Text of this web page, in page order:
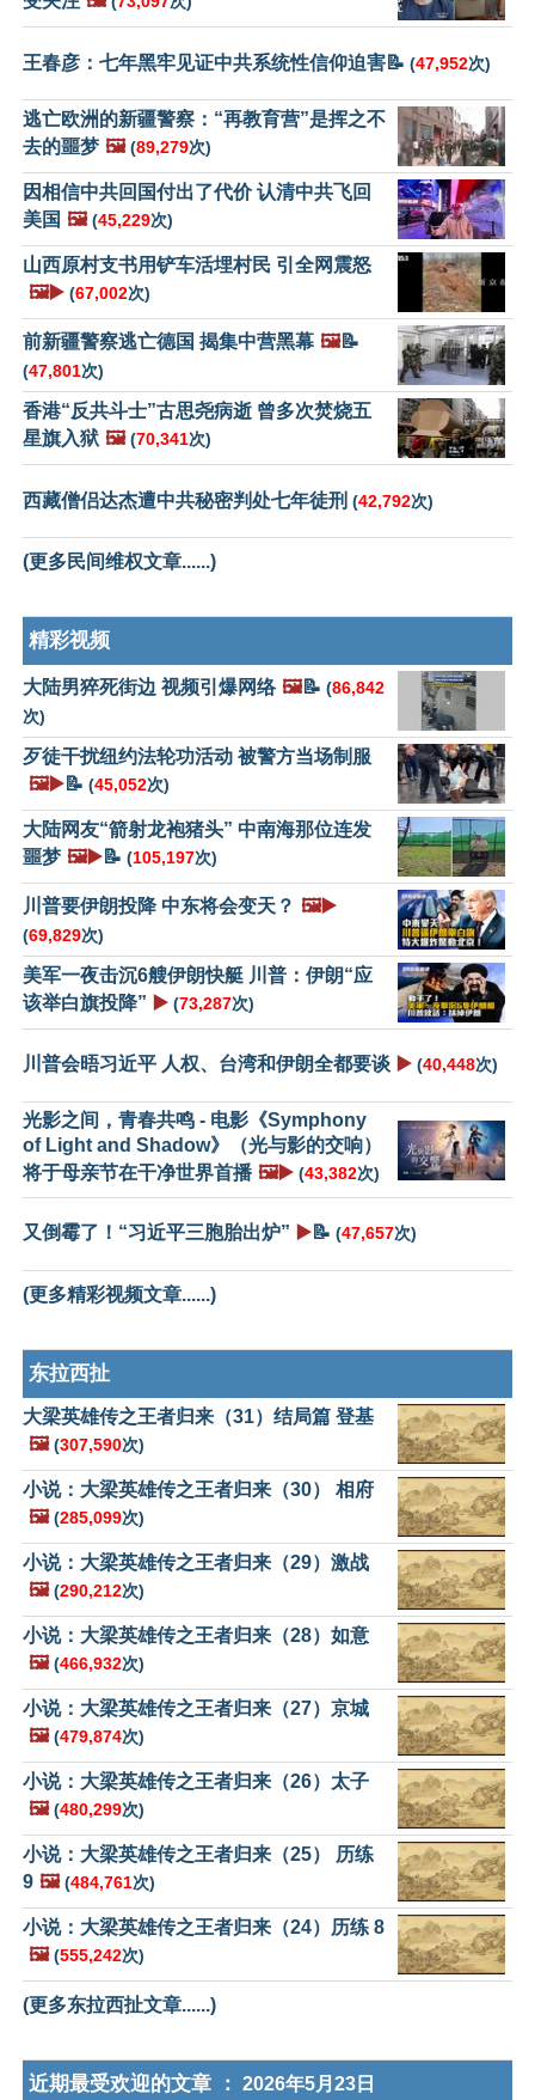
王春彦：七年黑牢见证中共系统性信仰迫害📝 (47,952次)
逃亡欧洲的新疆警察：“再教育营”是挥之不
去的噩梦 🖼️ (89,279次)
因相信中共回国付出了代价 认清中共飞回
美国 🖼️ (45,229次)
山西原村支书用铲车活埋村民 引全网震怒
🖼️▶️ (67,002次)
前新疆警察逃亡德国 揭集中营黑幕 🖼️📝
(47,801次)
香港“反共斗士”古思尧病逝 曾多次焚烧五
星旗入狱 🖼️ (70,341次)
西藏僧侣达杰遭中共秘密判处七年徒刑 (42,792次)
(更多民间维权文章......)
精彩视频
大陆男猝死街边 视频引爆网络 🖼️📝 (86,842
次)
歹徒干扰纽约法轮功活动 被警方当场制服
🖼️▶️📝 (45,052次)
大陆网友“箭射龙袍猪头” 中南海那位连发
噩梦 🖼️▶️📝 (105,197次)
川普要伊朗投降 中东将会变天？ 🖼️▶️
(69,829次)
美军一夜击沉6艘伊朗快艇 川普：伊朗“应
该举白旗投降” ▶️ (73,287次)
川普会晤习近平 人权、台湾和伊朗全都要谈 ▶️ (40,448次)
光影之间，青春共鸣 - 电影《Symphony
of Light and Shadow》（光与影的交响）
将于母亲节在干净世界首播 🖼️▶️ (43,382次)
又倒霉了！“习近平三胞胎出炉” ▶️📝 (47,657次)
(更多精彩视频文章......)
东拉西扯
大梁英雄传之王者归来（31）结局篇 登基
🖼️ (307,590次)
小说：大梁英雄传之王者归来（30） 相府
🖼️ (285,099次)
小说：大梁英雄传之王者归来（29）激战
🖼️ (290,212次)
小说：大梁英雄传之王者归来（28）如意
🖼️ (466,932次)
小说：大梁英雄传之王者归来（27）京城
🖼️ (479,874次)
小说：大梁英雄传之王者归来（26）太子
🖼️ (480,299次)
小说：大梁英雄传之王者归来（25） 历练
9 🖼️ (484,761次)
小说：大梁英雄传之王者归来（24）历练 8
🖼️ (555,242次)
(更多东拉西扯文章......)
近期最受欢迎的文章 ： 2026年5月23日